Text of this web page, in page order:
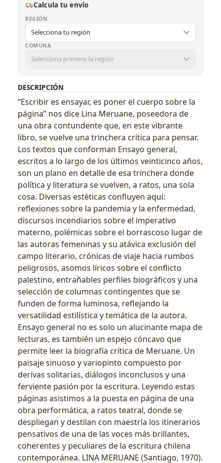
Calcula tu envío
REGIÓN
COMUNA
DESCRIPCIÓN
“Escribir es ensayar, es poner el cuerpo sobre la
página” nos dice Lina Meruane, poseedora de
una obra contundente que, en este vibrante
libro, se vuelve una trinchera crítica para pensar.
Los textos que conforman Ensayo general,
escritos a lo largo de los últimos veinticinco años,
son un plano en detalle de esa trinchera donde
política y literatura se vuelven, a ratos, una sola
cosa. Diversas estéticas confluyen aquí:
reflexiones sobre la pandemia y la enfermedad,
discursos incendiarios sobre el imperativo
materno, polémicas sobre el borrascoso lugar de
las autoras femeninas y su atávica exclusión del
campo literario, crónicas de viaje hacia rumbos
peligrosos, asomos líricos sobre el conflicto
palestino, entrañables perfiles biográficos y una
selección de columnas contingentes que se
funden de forma luminosa, reflejando la
versatilidad estilística y temática de la autora.
Ensayo general no es solo un alucinante mapa de
lecturas, es también un espejo cóncavo que
permite leer la biografía crítica de Meruane. Un
paisaje sinuoso y variopinto compuesto por
derivas solitarias, diálogos inconclusos y una
ferviente pasión por la escritura. Leyendo estas
páginas asistimos a la puesta en página de una
obra performática, a ratos teatral, donde se
despliegan y destilan con maestría los itinerarios
pensativos de una de las voces más brillantes,
coherentes y peculiares de la escritura chilena
contemporánea. LINA MERUANE (Santiago, 1970).